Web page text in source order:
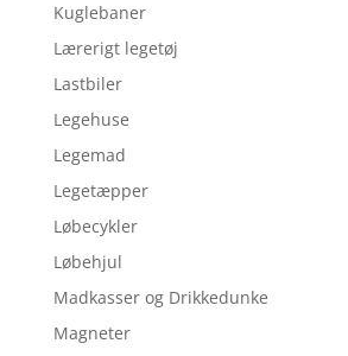
Kuglebaner
Lærerigt legetøj
Lastbiler
Legehuse
Legemad
Legetæpper
Løbecykler
Løbehjul
Madkasser og Drikkedunke
Magneter